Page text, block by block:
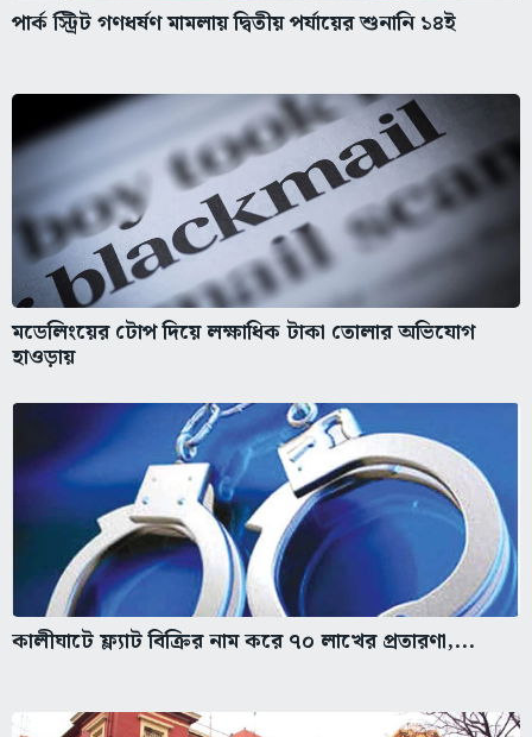
পার্ক স্ট্রিট গণধর্ষণ মামলায় দ্বিতীয় পর্যায়ের শুনানি ১৪ই
মডেলিংয়ের টোপ দিয়ে লক্ষাধিক টাকা তোলার অভিযোগ
হাওড়ায়
কালীঘাটে ফ্ল্যাট বিক্রির নাম করে ৭০ লাখের প্রতারণা,...